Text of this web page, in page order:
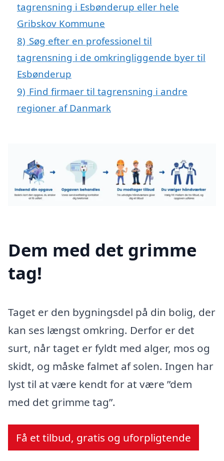
tagrensning i Esbønderup eller hele
Gribskov Kommune
8) Søg efter en professionel til
tagrensning i de omkringliggende byer til
Esbønderup
9) Find firmaer til tagrensning i andre
regioner af Danmark
Dem med det grimme
tag!
Taget er den bygningsdel på din bolig, der
kan ses længst omkring. Derfor er det
surt, når taget er fyldt med alger, mos og
skidt, og måske falmet af solen. Ingen har
lyst til at være kendt for at være ”dem
med det grimme tag”.
Få et tilbud, gratis og uforpligtende